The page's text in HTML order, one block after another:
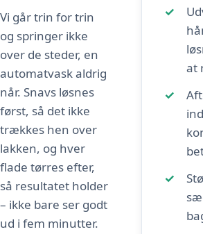
Vi går trin for trin
og springer ikke
over de steder, en
automatvask aldrig
når. Snavs løsnes
først, så det ikke
trækkes hen over
lakken, og hver
flade tørres efter,
så resultatet holder
– ikke bare ser godt
ud i fem minutter.
at